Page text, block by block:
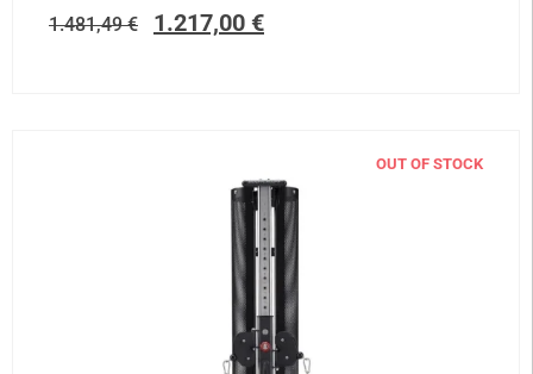
1.481,49€ 1.217,00 €
OUT OF STOCK